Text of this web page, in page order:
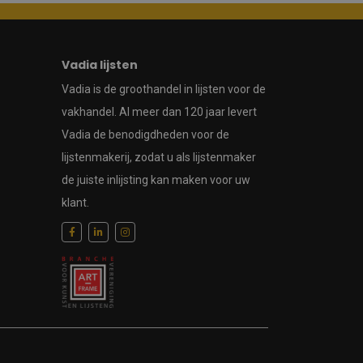
Vadia lijsten
Vadia is de groothandel in lijsten voor de
vakhandel. Al meer dan 120 jaar levert
Vadia de benodigdheden voor de
lijstenmakerij, zodat u als lijstenmaker
de juiste inlijsting kan maken voor uw
klant.